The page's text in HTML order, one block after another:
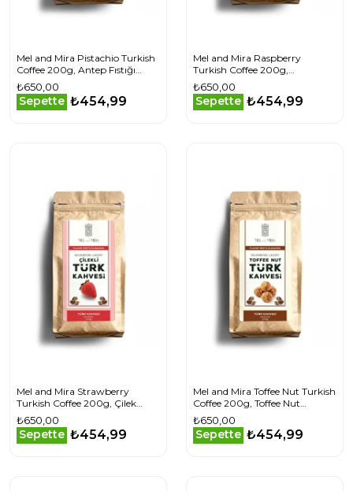
Mel and Mira Pistachio Turkish
Coffee 200g, Antep Fıstığı
Aromalı Türk Kahvesi
₺650,00
Sepette ₺454,99
Mel and Mira Raspberry
Turkish Coffee 200g,
Böğürtlen Aromalı Türk
Kahvesi
₺650,00
Sepette ₺454,99
Mel and Mira Strawberry
Turkish Coffee 200g, Çilek
Aromalı Türk Kahvesi
₺650,00
Sepette ₺454,99
Mel and Mira Toffee Nut Turkish
Coffee 200g, Toffee Nut
Aromalı Türk Kahvesi
₺650,00
Sepette ₺454,99